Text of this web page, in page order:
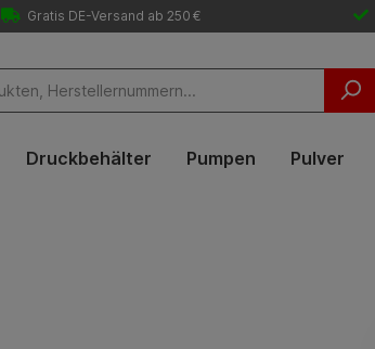
Gratis DE-Versand ab 250 €
Druckbehälter Pumpen Pulver